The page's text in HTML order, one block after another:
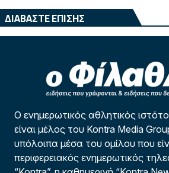
ΔΙΑΒΑΣΤΕ ΕΠΙΣΗΣ
Ο ενημερωτικός αθλητικός
είναι μέλος του Kontra Media
υπόλοιπα μέσα του ομίλου που
περιφερειακός ενημερωτικός